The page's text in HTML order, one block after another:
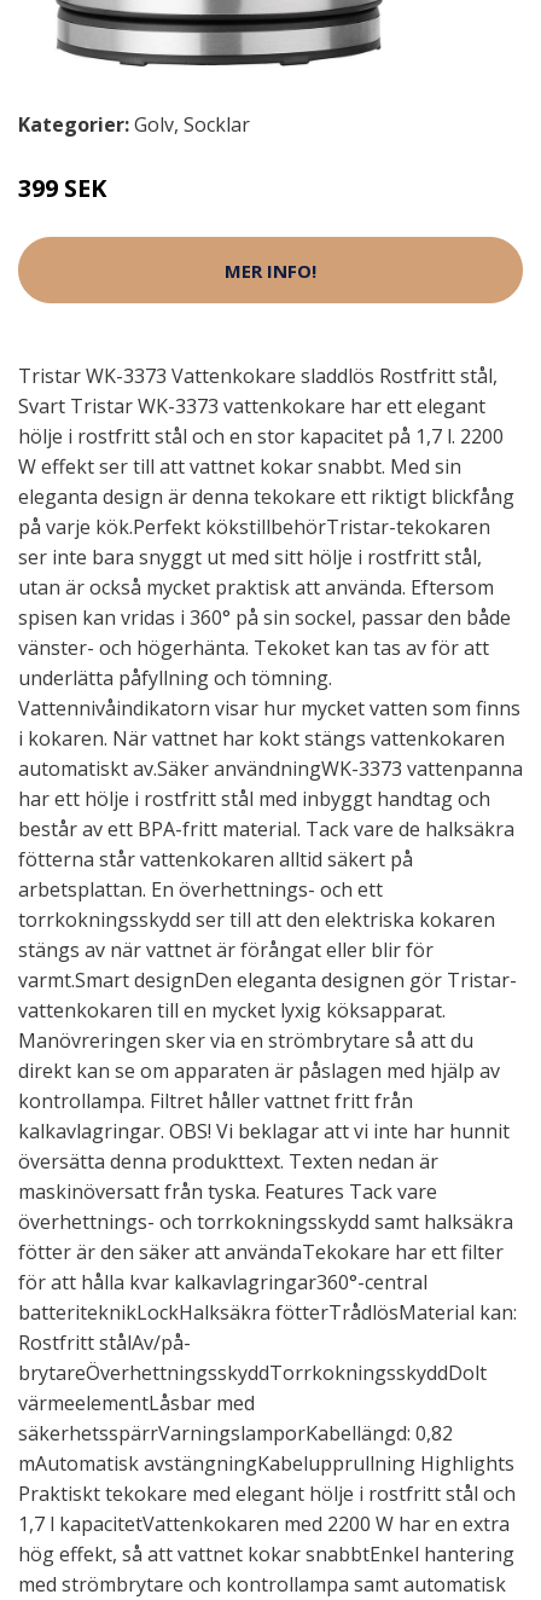
Kategorier:Golv, Socklar
399 SEK
MER INFO!
Tristar WK-3373 Vattenkokare sladdlös Rostfritt stål,
Svart Tristar WK-3373 vattenkokare har ett elegant
hölje i rostfritt stål och en stor kapacitet på 1,7 l. 2200
W effekt ser till att vattnet kokar snabbt. Med sin
eleganta design är denna tekokare ett riktigt blickfång
på varje kök.Perfekt kökstillbehörTristar-tekokaren
ser inte bara snyggt ut med sitt hölje i rostfritt stål,
utan är också mycket praktisk att använda. Eftersom
spisen kan vridas i 360° på sin sockel, passar den både
vänster- och högerhänta. Tekoket kan tas av för att
underlätta påfyllning och tömning.
Vattennivåindikatorn visar hur mycket vatten som finns
i kokaren. När vattnet har kokt stängs vattenkokaren
automatiskt av.Säker användningWK-3373 vattenpanna
har ett hölje i rostfritt stål med inbyggt handtag och
består av ett BPA-fritt material. Tack vare de halksäkra
fötterna står vattenkokaren alltid säkert på
arbetsplattan. En överhettnings- och ett
torrkokningsskydd ser till att den elektriska kokaren
stängs av när vattnet är förångat eller blir för
varmt.Smart designDen eleganta designen gör Tristar-
vattenkokaren till en mycket lyxig köksapparat.
Manövreringen sker via en strömbrytare så att du
direkt kan se om apparaten är påslagen med hjälp av
kontrollampa. Filtret håller vattnet fritt från
kalkavlagringar. OBS! Vi beklagar att vi inte har hunnit
översätta denna produkttext. Texten nedan är
maskinöversatt från tyska. Features Tack vare
överhettnings- och torrkokningsskydd samt halksäkra
fötter är den säker att användaTekokare har ett filter
för att hålla kvar kalkavlagringar360°-central
batteriteknikLockHalksäkra fötterTrådlösMaterial kan:
Rostfritt stålAv/på-
brytareÖverhettningsskyddTorrkokningsskyddDolt
värmeelementLåsbar med
säkerhetsspärrVarningslamporKabellängd: 0,82
mAutomatisk avstängningKabelupprullning Highlights
Praktiskt tekokare med elegant hölje i rostfritt stål och
1,7 l kapacitetVattenkokaren med 2200 W har en extra
hög effekt, så att vattnet kokar snabbtEnkel hantering
med strömbrytare och kontrollampa samt automatisk